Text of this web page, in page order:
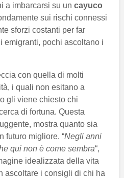
a imbarcarsi su un cayuco
sui rischi connessi
sforzi costanti per far
emigranti, pochi ascoltano i
con quella di molti
i quali non esitano a
gli viene chiesto chi
di fortuna. Questa
mostra quanto sia
futuro migliore. “Negli anni
qui non è come sembra“,
idealizzata della vita
ascoltare i consigli di chi ha